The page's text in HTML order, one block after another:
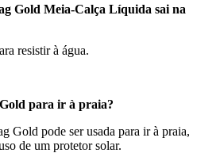
Gold Meia-Calça Líquida sai na
resistir à água.
para ir à praia?
Gold pode ser usada para ir à praia,
de um protetor solar.